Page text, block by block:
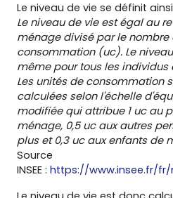
Le niveau de vie se définit
Le niveau de vie est égal au
ménage divisé par le nombre
consommation (uc). Le
même pour tous les
Les unités de consommation
calculées selon l'échelle
modifiée qui attribue 1 uc au
ménage, 0,5 uc aux autres
plus et 0,3 uc aux enfants de
Source
INSEE : https://www.insee.fr/